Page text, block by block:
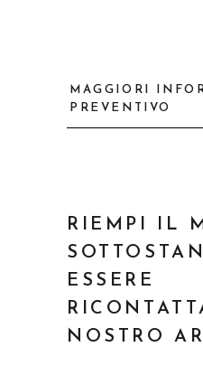
MAGGIORI
PREVENTIVO
RIEMPI IL
ESSERE
NOSTRO